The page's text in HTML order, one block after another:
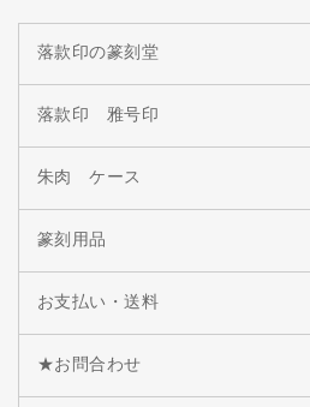
落款印の篆刻堂
落款印 雅号印
朱肉 ケース
篆刻用品
お支払い・送料
★お問合わせ